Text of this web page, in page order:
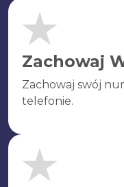
Zachowaj
Zachowaj swój
telefonie.